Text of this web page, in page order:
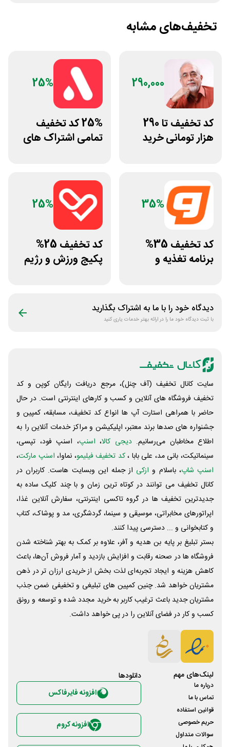
تخفیف‌های مشابه
290,000
کد تخفیف تا 290
هزار تومانی خرید
25%
25% کد تخفیف
تمامی اشتراک های
35%
کد تخفیف 35%
برنامه تغذیه و
25%
کد تخفیف 25%
پکیج ورزش و رژیم
دیدگاه خود را با ما به اشتراک بگذارید
با ثبت دیدگاه خود ما را در ارائه بهتر خدمات یاری کنید
سایت کانال تخفیف (آف چنل)، مرجع دریافت رایگان کوپن و کد
تخفیف فروشگاه های آنلاین و کسب و‌ کارهای اینترنتی است. در حال
حاضر با همراهی استارت آپ ها انواع کد تخفیف، مسابقه، کمپین و
جشنواره های صدها برند معتبر، اپلیکیشن و مراکز خدمات آنلاین را به
اطلاع مخاطبان می‌رسانیم. دیجی کالا، اسنپ، اسنپ فود، تپسی،
سینماتیکت، بانی مد، علی‌ بابا ،کد تخفیف فیلیمو، نماوا، اسنپ مارکت،
اسنپ شاپ، باسلام و ازکی از جمله این وبسایت ‌هاست. کاربران در
کانال تخفیف می توانند در کوتاه ترین زمان و با چند کلیک ساده به
جدیدترین تخفیف ها در گروه تاکسی اینترنتی، سفارش آنلاین غذا،
اپراتورهای مخابراتی، موسیقی و سینما، گردشگری، مد و پوشاک، کتاب
و کتابخوانی و ... دسترسی پیدا کنند.
بستر تبلیغ بر پایه بن هدیه و آفر، علاوه بر کمک به بهتر شناخته شدن
فروشگاه ها در صحنه رقابت و افزایش بازدید و آمار فروش آن‌ها، باعث
کاهش هزینه و ایجاد تجربه‌ای لذت بخش از خریدی ارزان تر در ذهن
مشتریان خواهد شد. چنین کمپین های تبلیغی و تخفیفی ضمن جذب
مشتریان جدید باعث ترغیب کاربر به خرید مجدد شده و توسعه و رونق
کسب و کار در فضای آنلاین را در پی خواهد داشت.
لینک‌های مهم
درباره ما
تماس با ما
قوانین استفاده
حریم خصوصی
سوالات متداول
دانلود‌ها
افزونه فایرفاکس
افزونه کروم